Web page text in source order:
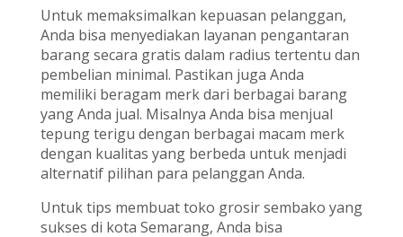
Untuk memaksimalkan kepuasan pelanggan,
Anda bisa menyediakan layanan pengantaran
barang secara gratis dalam radius tertentu dan
pembelian minimal. Pastikan juga Anda
memiliki beragam merk dari berbagai barang
yang Anda jual. Misalnya Anda bisa menjual
tepung terigu dengan berbagai macam merk
dengan kualitas yang berbeda untuk menjadi
alternatif pilihan para pelanggan Anda.
Untuk tips membuat toko grosir sembako yang
sukses di kota Semarang, Anda bisa